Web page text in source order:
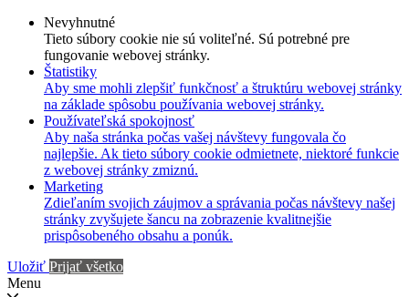
Nevyhnutné
Tieto súbory cookie nie sú voliteľné. Sú potrebné pre
fungovanie webovej stránky.
Štatistiky
Aby sme mohli zlepšiť funkčnosť a štruktúru webovej stránky
na základe spôsobu používania webovej stránky.
Používateľská spokojnosť
Aby naša stránka počas vašej návštevy fungovala čo
najlepšie. Ak tieto súbory cookie odmietnete, niektoré funkcie
z webovej stránky zmiznú.
Marketing
Zdieľaním svojich záujmov a správania počas návštevy našej
stránky zvyšujete šancu na zobrazenie kvalitnejšie
prispôsobeného obsahu a ponúk.
Uložiť Prijať všetko
Menu